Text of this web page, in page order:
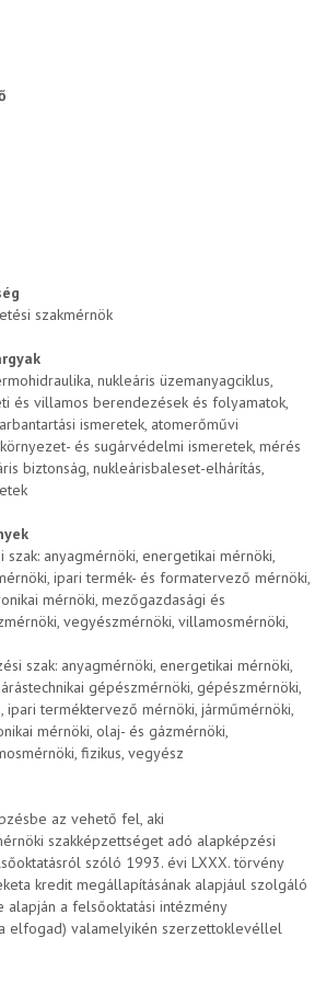
szakmérnök
nukleáris üzemanyagciklus,
és villamos berendezések és folyamatok,
ismeretek, atomerőművi
és sugárvédelmi ismeretek, mérés
biztonság, nukleárisbaleset-elhárítás,
anyagmérnöki, energetikai mérnöki,
ipari termék- és formatervező mérnöki,
mérnöki, mezőgazdasági és
vegyészmérnöki, villamosmérnöki,
szak: anyagmérnöki, energetikai mérnöki,
gépészmérnöki, gépészmérnöki,
terméktervező mérnöki, járműmérnöki,
mérnöki, olaj- és gázmérnöki,
fizikus, vegyész
az vehető fel, aki
szakképzettséget adó alapképzési
szóló 1993. évi LXXX. törvény
kredit megállapításának alapjául szolgáló
alapján a felsőoktatási intézmény
elfogad) valamelyikén szerzettoklevéllel